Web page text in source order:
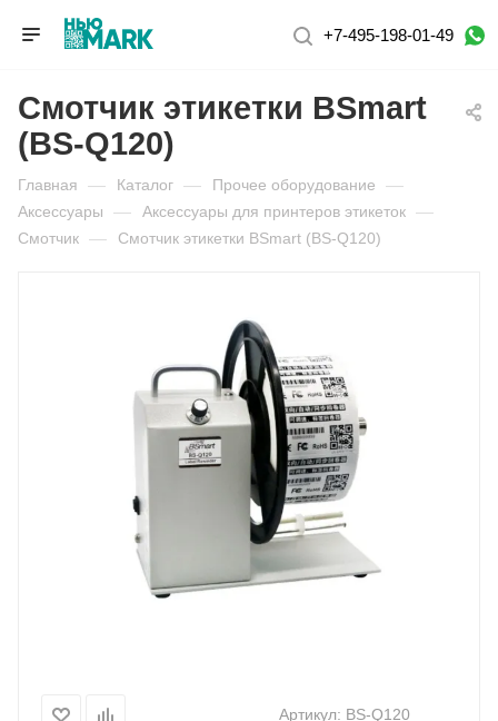
+7-495-198-01-49
Смотчик этикетки BSmart
(BS-Q120)
Главная — Каталог — Прочее оборудование —
Аксессуары — Аксессуары для принтеров этикеток —
Смотчик — Смотчик этикетки BSmart (BS-Q120)
Артикул: BS-Q120